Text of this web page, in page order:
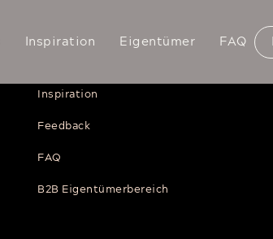
Inspiration Eigentümer FAQ
Service
Inspiration
Feedback
FAQ
B2B Eigentümerbereich